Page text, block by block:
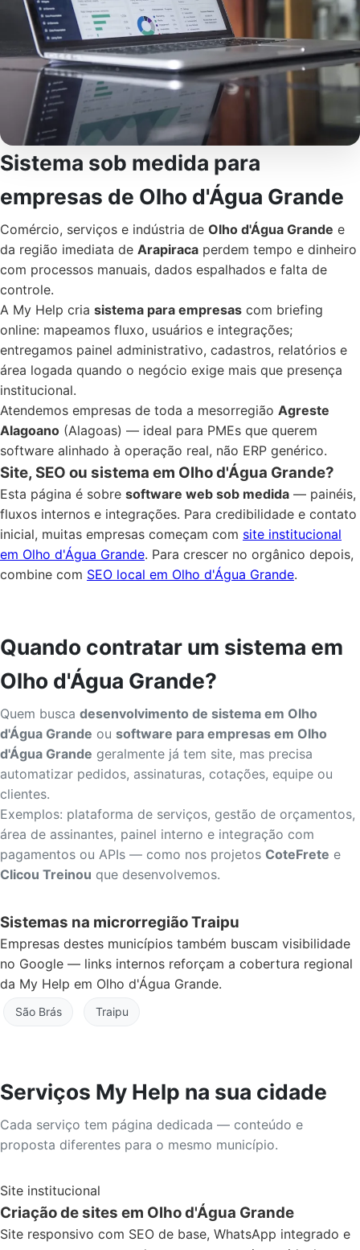
Sistema sob medida para
empresas de Olho d'Água Grande
Comércio, serviços e indústria de Olho d'Água Grande e
da região imediata de Arapiraca perdem tempo e dinheiro
com processos manuais, dados espalhados e falta de
controle.
A My Help cria sistema para empresas com briefing
online: mapeamos fluxo, usuários e integrações;
entregamos painel administrativo, cadastros, relatórios e
área logada quando o negócio exige mais que presença
institucional.
Atendemos empresas de toda a mesorregião Agreste
Alagoano (Alagoas) — ideal para PMEs que querem
software alinhado à operação real, não ERP genérico.
Site, SEO ou sistema em Olho d'Água Grande?
Esta página é sobre software web sob medida — painéis,
fluxos internos e integrações. Para credibilidade e contato
inicial, muitas empresas começam com site institucional
em Olho d'Água Grande. Para crescer no orgânico depois,
combine com SEO local em Olho d'Água Grande.
Quando contratar um sistema em
Olho d'Água Grande?
Quem busca desenvolvimento de sistema em Olho
d'Água Grande ou software para empresas em Olho
d'Água Grande geralmente já tem site, mas precisa
automatizar pedidos, assinaturas, cotações, equipe ou
clientes.
Exemplos: plataforma de serviços, gestão de orçamentos,
área de assinantes, painel interno e integração com
pagamentos ou APIs — como nos projetos CoteFrete e
Clicou Treinou que desenvolvemos.
Sistemas na microrregião Traipu
Empresas destes municípios também buscam visibilidade
no Google — links internos reforçam a cobertura regional
da My Help em Olho d'Água Grande.
São Brás Traipu
Serviços My Help na sua cidade
Cada serviço tem página dedicada — conteúdo e
proposta diferentes para o mesmo município.
Site institucional
Criação de sites em Olho d'Água Grande
Site responsivo com SEO de base, WhatsApp integrado e